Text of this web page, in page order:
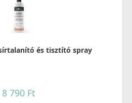
és tisztító spray
8 790 Ft